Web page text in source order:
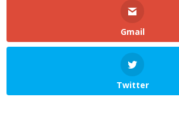
Gmail
Twitter